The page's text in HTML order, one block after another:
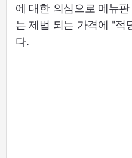
에 대한 의심으로 메뉴
는 제법 되는 가격에 "적
다.